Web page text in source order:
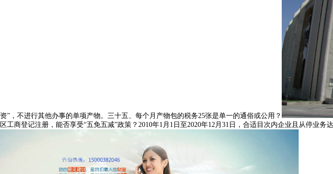
资”，不进行其他办事的单项产物。三十五、每个月产物包的税务25张是单一的通俗或公用？
区工商登记注册，能否享受“五免五减”政策？2010年1月1日至2020年12月31日，合适目次内企业且从停业